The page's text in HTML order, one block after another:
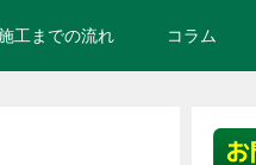
工までの流れ コラム